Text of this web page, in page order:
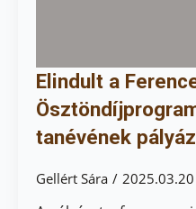
Elindult a
tanévének
Gellért Sára 2025.03.20